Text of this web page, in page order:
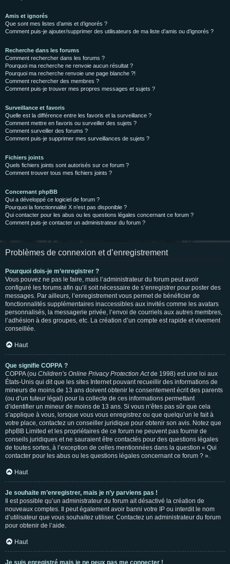
Amis et ignorés
Que sont mes listes d’amis et d’ignorés ?
Comment puis-je ajouter/supprimer des utilisateurs de ma liste d’amis ou d’ignorés ?
Recherche dans les forums
Comment rechercher dans les forums ?
Pourquoi ma recherche ne renvoie aucun résultat ?
Pourquoi ma recherche renvoie une page blanche ?!
Comment rechercher des membres ?
Comment puis-je trouver mes propres messages et sujets ?
Surveillance et favoris
Quelle est la différence entre les favoris et la surveillance ?
Comment mettre en favoris ou surveiller des sujets ?
Comment surveiller des forums ?
Comment puis-je supprimer mes surveillances de sujets ?
Fichiers joints
Quels fichiers joints sont autorisés sur ce forum ?
Comment trouver tous mes fichiers joints ?
Concernant phpBB
Qui a développé ce logiciel de forum ?
Pourquoi la fonctionnalité X n’est pas disponible ?
Qui contacter pour les abus ou les questions légales concernant ce forum ?
Comment puis-je contacter un administrateur du forum ?
Problèmes de connexion et d’enregistrement
Pourquoi dois-je m’enregistrer ?
Vous pouvez ne pas le faire, mais l’administrateur du forum peut avoir
configuré les forums afin qu’il soit nécessaire de s’enregistrer pour poster des
messages. Par ailleurs, l’enregistrement vous permet de bénéficier de
fonctionnalités supplémentaires inaccessibles aux invités comme les avatars
personnalisés, la messagerie privée, l’envoi de courriels aux autres membres,
l’adhésion à des groupes, etc. La création d’un compte est rapide et vivement
conseillée.
Haut
Que signifie COPPA ?
COPPA (ou Children’s Online Privacy Protection Actde 1998) est une loi aux
États-Unis qui dit que les sites Internet pouvant recueillir des informations de
mineurs de moins de 13 ans doivent obtenir le consentement écrit des parents
(ou d’un tuteur légal) pour la collecte de ces informations permettant
d’identifier un mineur de moins de 13 ans. Si vous n’êtes pas sûr que cela
s’applique à vous, lorsque vous vous enregistrez ou que quelqu’un le fait à
votre place, contactez un conseiller juridique pour obtenir son avis. Notez que
phpBB Limited et les propriétaires de ce forum ne peuvent pas fournir de
conseils juridiques et ne sauraient être contactés pour des questions légales
de toutes sortes, à l’exception de celles mentionnées dans la question « Qui
contacter pour les abus ou les questions légales concernant ce forum ? ».
Haut
Je souhaite m’enregistrer, mais je n’y parviens pas !
Il est possible qu’un administrateur du forum ait désactivé la création de
nouveaux comptes. Il peut également avoir banni votre IP ou interdit le nom
d’utilisateur que vous souhaitez utiliser. Contactez un administrateur du forum
pour obtenir de l’aide.
Haut
Je suis enregistré mais je ne peux pas me connecter !